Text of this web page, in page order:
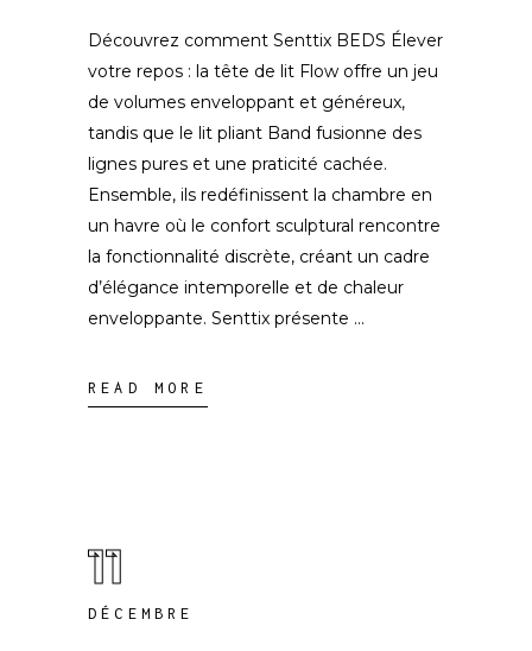
Découvrez comment Senttix BEDS Élever
votre repos : la tête de lit Flow offre un jeu
de volumes enveloppant et généreux,
tandis que le lit pliant Band fusionne des
lignes pures et une praticité cachée.
Ensemble, ils redéfinissent la chambre en
un havre où le confort sculptural rencontre
la fonctionnalité discrète, créant un cadre
d’élégance intemporelle et de chaleur
enveloppante. Senttix présente
READ MORE
11
DÉCEMBRE